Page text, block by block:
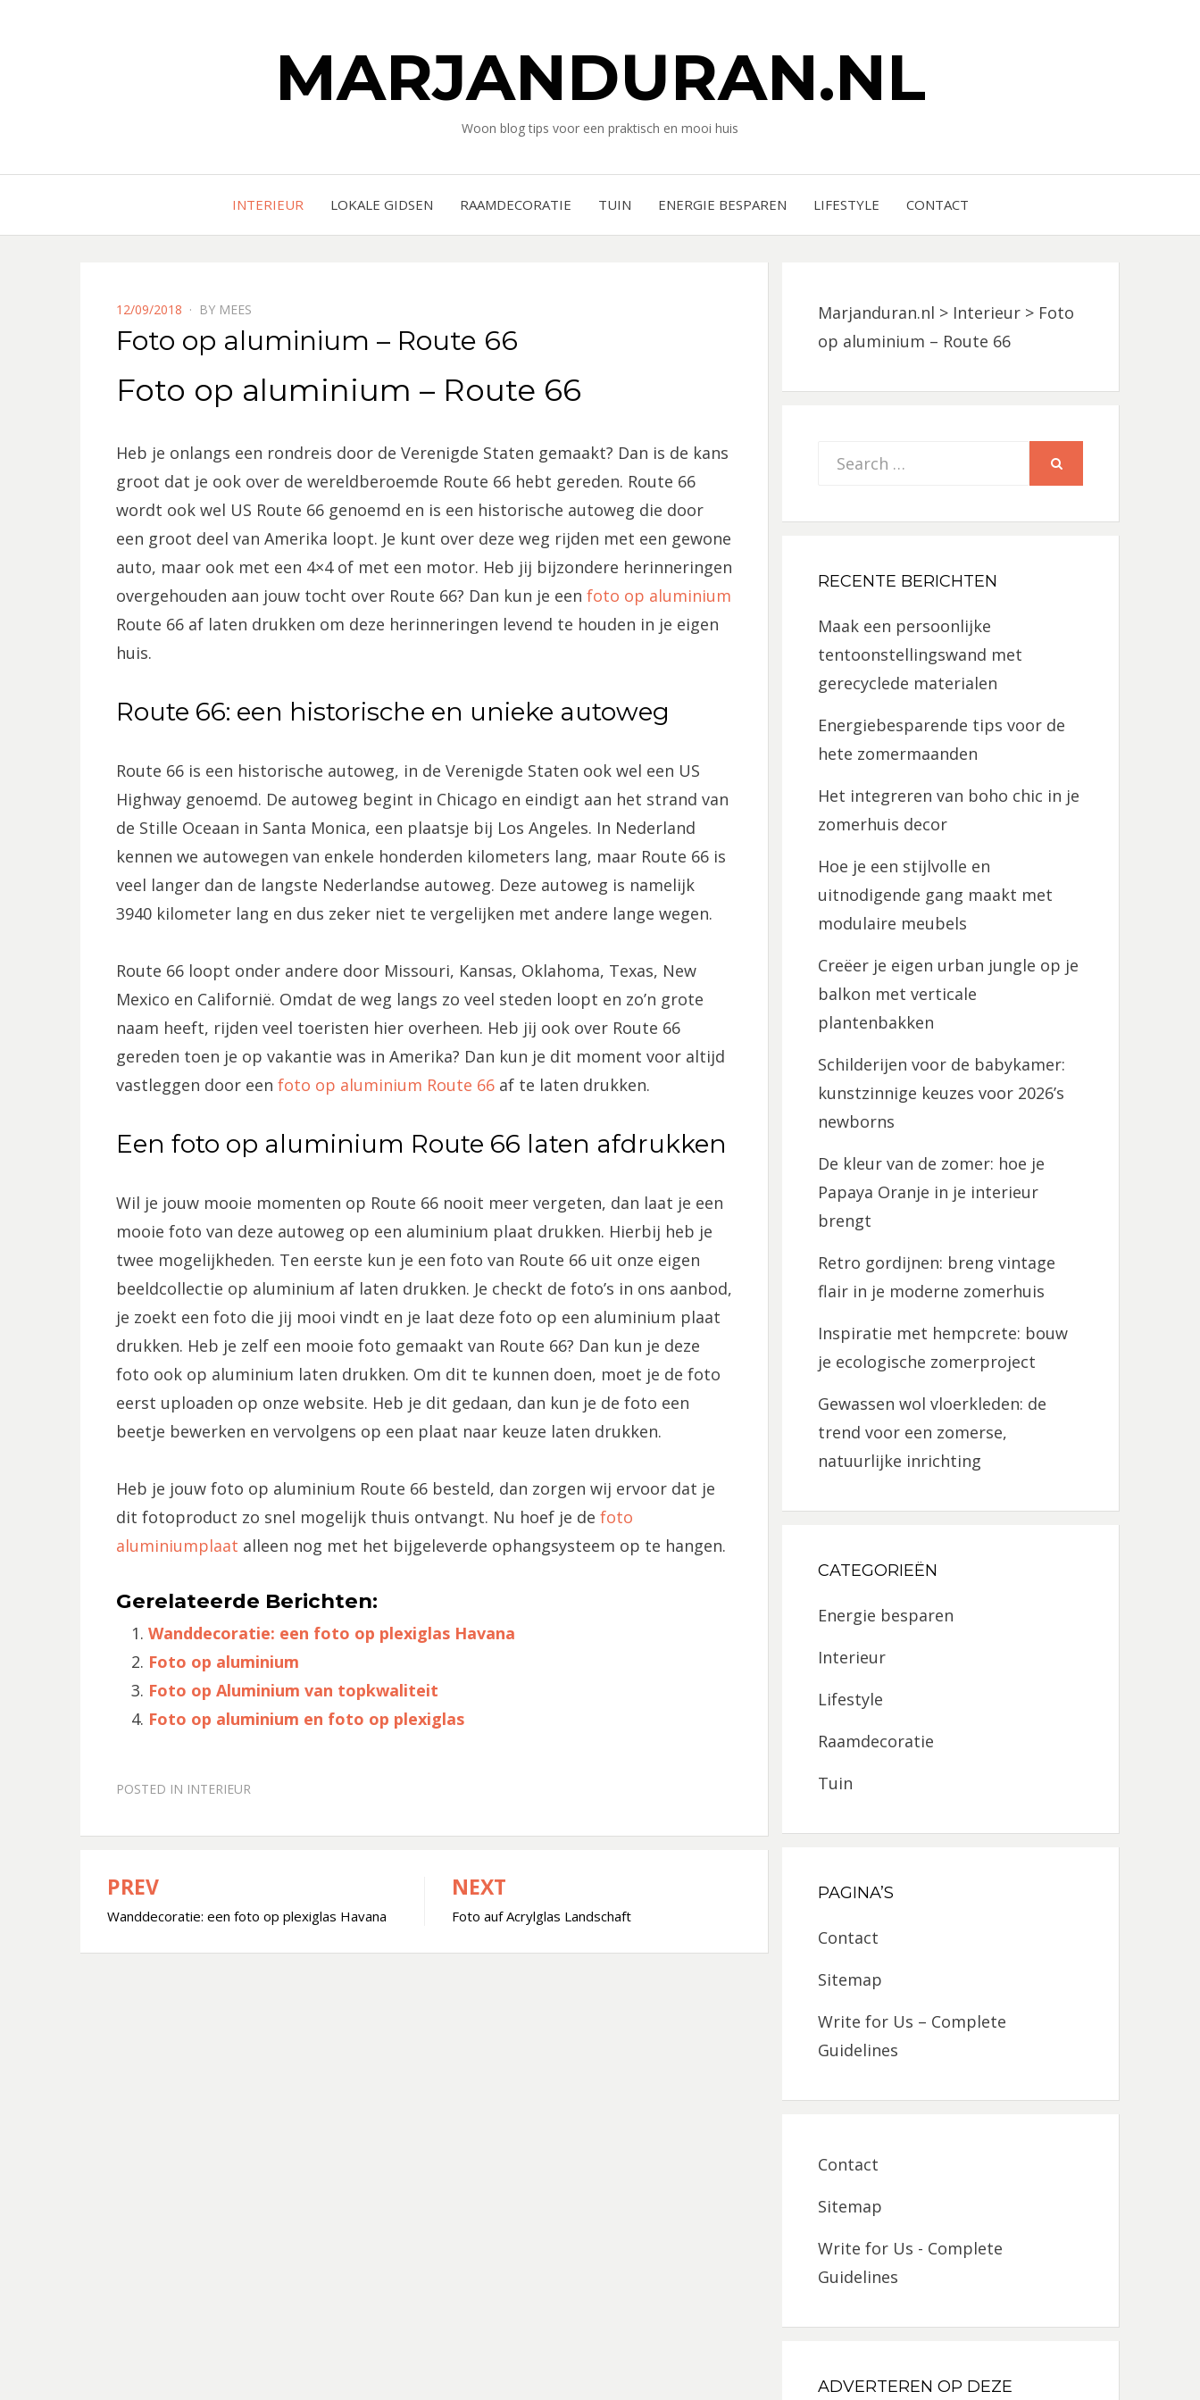
MARJANDURAN.NL
Woon blog tips voor een praktisch en mooi huis
INTERIEUR LOKALE GIDSEN RAAMDECORATIE TUIN ENERGIE BESPAREN LIFESTYLE CONTACT
POSTED
ON
12/09/2018 BY MEES
Foto op aluminium – Route 66
Foto op aluminium – Route 66
Heb je onlangs een rondreis door de Verenigde Staten gemaakt? Dan is de kans
groot dat je ook over de wereldberoemde Route 66 hebt gereden. Route 66
wordt ook wel US Route 66 genoemd en is een historische autoweg die door
een groot deel van Amerika loopt. Je kunt over deze weg rijden met een gewone
auto, maar ook met een 4×4 of met een motor. Heb jij bijzondere herinneringen
overgehouden aan jouw tocht over Route 66? Dan kun je een foto op aluminium
Route 66 af laten drukken om deze herinneringen levend te houden in je eigen
huis.
Route 66: een historische en unieke autoweg
Route 66 is een historische autoweg, in de Verenigde Staten ook wel een US
Highway genoemd. De autoweg begint in Chicago en eindigt aan het strand van
de Stille Oceaan in Santa Monica, een plaatsje bij Los Angeles. In Nederland
kennen we autowegen van enkele honderden kilometers lang, maar Route 66 is
veel langer dan de langste Nederlandse autoweg. Deze autoweg is namelijk
3940 kilometer lang en dus zeker niet te vergelijken met andere lange wegen.
Route 66 loopt onder andere door Missouri, Kansas, Oklahoma, Texas, New
Mexico en Californië. Omdat de weg langs zo veel steden loopt en zo’n grote
naam heeft, rijden veel toeristen hier overheen. Heb jij ook over Route 66
gereden toen je op vakantie was in Amerika? Dan kun je dit moment voor altijd
vastleggen door een foto op aluminium Route 66af te laten drukken.
Een foto op aluminium Route 66 laten afdrukken
Wil je jouw mooie momenten op Route 66 nooit meer vergeten, dan laat je een
mooie foto van deze autoweg op een aluminium plaat drukken. Hierbij heb je
twee mogelijkheden. Ten eerste kun je een foto van Route 66 uit onze eigen
beeldcollectie op aluminium af laten drukken. Je checkt de foto’s in ons aanbod,
je zoekt een foto die jij mooi vindt en je laat deze foto op een aluminium plaat
drukken. Heb je zelf een mooie foto gemaakt van Route 66? Dan kun je deze
foto ook op aluminium laten drukken. Om dit te kunnen doen, moet je de foto
eerst uploaden op onze website. Heb je dit gedaan, dan kun je de foto een
beetje bewerken en vervolgens op een plaat naar keuze laten drukken.
Heb je jouw foto op aluminium Route 66 besteld, dan zorgen wij ervoor dat je
dit fotoproduct zo snel mogelijk thuis ontvangt. Nu hoef je de foto
aluminiumplaat alleen nog met het bijgeleverde ophangsysteem op te hangen.
Gerelateerde Berichten:
Wanddecoratie: een foto op plexiglas Havana
Foto op aluminium
Foto op Aluminium van topkwaliteit
Foto op aluminium en foto op plexiglas
POSTED IN INTERIEUR
Bericht
navigatie
PREV
Wanddecoratie: een foto op plexiglas Havana
NEXT
Foto auf Acrylglas Landschaft
Marjanduran.nl > Interieur > Foto
op aluminium – Route 66
Search
RECENTE BERICHTEN
Maak een persoonlijke
tentoonstellingswand met
gerecyclede materialen
Energiebesparende tips voor de
hete zomermaanden
Het integreren van boho chic in je
zomerhuis decor
Hoe je een stijlvolle en
uitnodigende gang maakt met
modulaire meubels
Creëer je eigen urban jungle op je
balkon met verticale
plantenbakken
Schilderijen voor de babykamer:
kunstzinnige keuzes voor 2026’s
newborns
De kleur van de zomer: hoe je
Papaya Oranje in je interieur
brengt
Retro gordijnen: breng vintage
flair in je moderne zomerhuis
Inspiratie met hempcrete: bouw
je ecologische zomerproject
Gewassen wol vloerkleden: de
trend voor een zomerse,
natuurlijke inrichting
CATEGORIEËN
Energie besparen
Interieur
Lifestyle
Raamdecoratie
Tuin
PAGINA’S
Contact
Sitemap
Write for Us – Complete
Guidelines
Contact
Sitemap
Write for Us - Complete
Guidelines
ADVERTEREN OP DEZE